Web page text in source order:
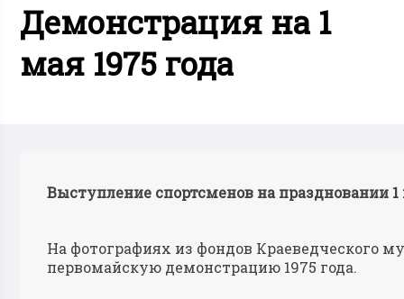
Демонстрация на 1
мая 1975 года
Выступление спортсменов на праздновании 1
На фотографиях из фондов Краеведческого
первомайскую демонстрацию 1975 года.